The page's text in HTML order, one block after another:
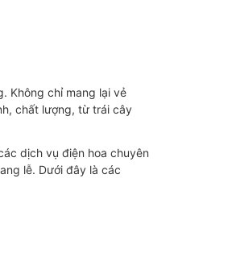
Không chỉ mang lại vẻ
chất lượng, từ trái cây
dịch vụ điện hoa chuyên
lễ. Dưới đây là các